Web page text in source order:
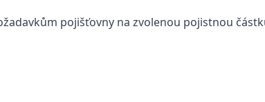
pojišťovny na zvolenou pojistnou